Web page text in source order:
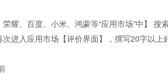
耀、百度、小米、鸿蒙等“应用市场”中】
进入应用市场【评价界面】，撰写20字以上